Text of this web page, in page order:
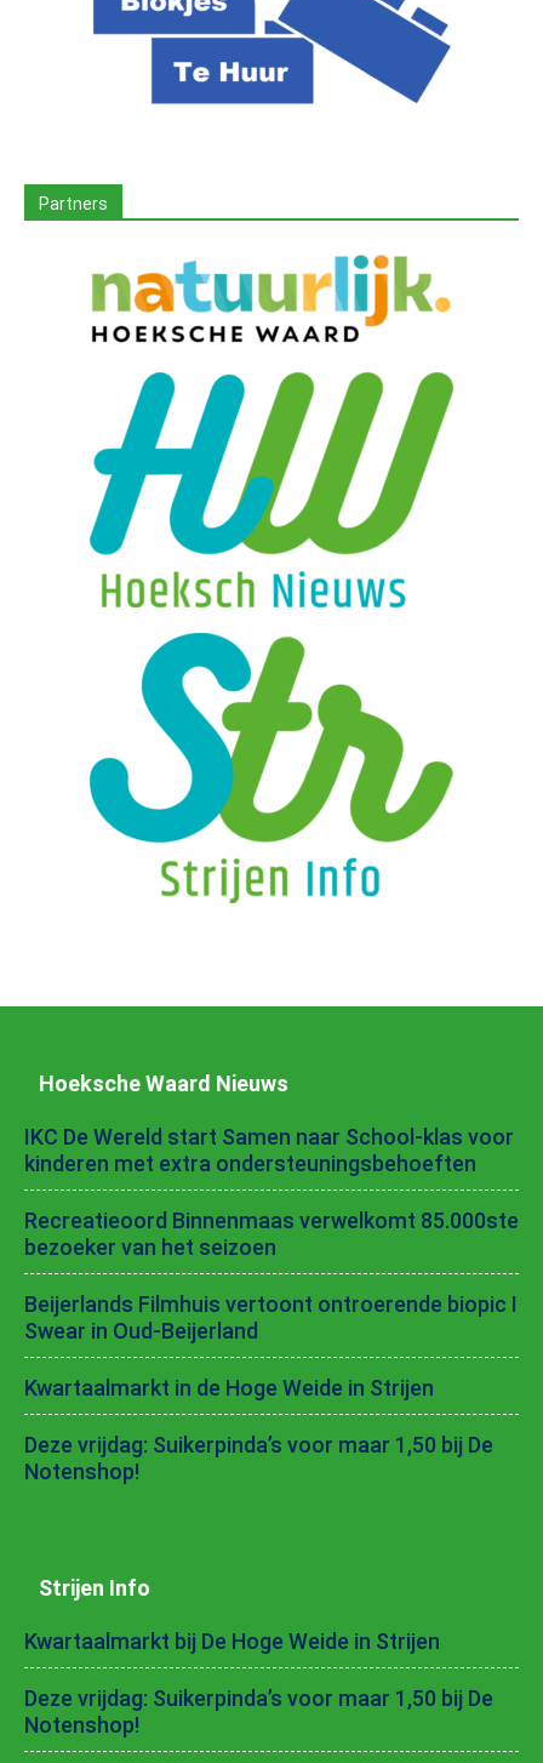
Partners
Hoeksche Waard Nieuws
IKC De Wereld start Samen naar School-klas voor
kinderen met extra ondersteuningsbehoeften
Recreatieoord Binnenmaas verwelkomt 85.000ste
bezoeker van het seizoen
Beijerlands Filmhuis vertoont ontroerende biopic I
Swear in Oud-Beijerland
Kwartaalmarkt in de Hoge Weide in Strijen
Deze vrijdag: Suikerpinda’s voor maar 1,50 bij De
Notenshop!
Strijen Info
Kwartaalmarkt bij De Hoge Weide in Strijen
Deze vrijdag: Suikerpinda’s voor maar 1,50 bij De
Notenshop!